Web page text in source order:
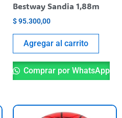
Bestway Sandia 1,88m
$95.300,00
Agregar al carrito
Comprar por WhatsApp
Este